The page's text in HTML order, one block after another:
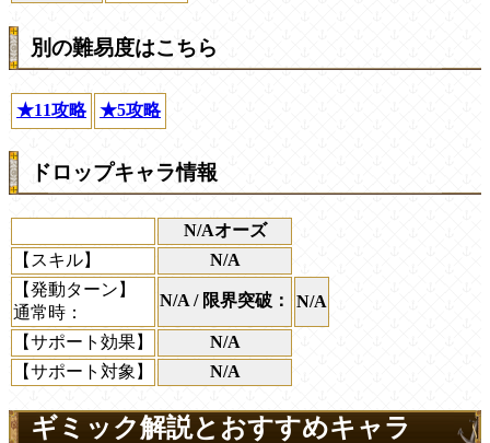
別の難易度はこちら
★11攻略 ★5攻略
ドロップキャラ情報
N/Aオーズ
【スキル】
N/A
【発動ターン】
通常時：
N/A / 限界突破： N/A
【サポート効果】
N/A
【サポート対象】
N/A
ギミック解説とおすすめキャラ